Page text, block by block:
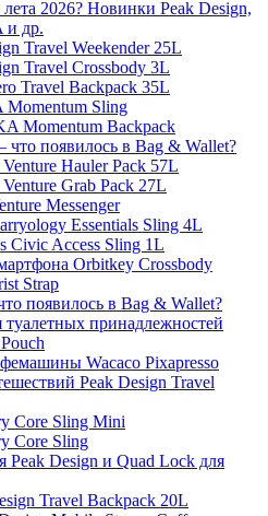
2026? Новинки Peak Design,
и др.
Travel Weekender 25L
Travel Crossbody 3L
Travel Backpack 35L
Sling
Momentum Backpack
появилось в Bag & Wallet?
Hauler Pack 57L
Grab Pack 27L
Messenger
Essentials Sling 4L
Civic Access Sling 1L
Orbitkey Crossbody
Strap
появилось в Bag & Wallet?
туалетных принадлежностей
Wacaco Pixapresso
Peak Design Travel
Core Sling Mini
Core Sling
Peak Design и Quad Lock для
Travel Backpack 20L